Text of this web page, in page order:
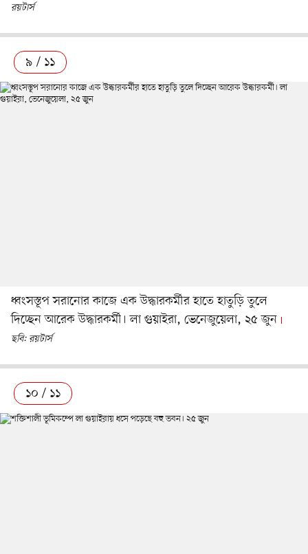
রয়টার্স
৯ / ১১
ধ্বংসস্তূপ সরানোর কাজে এক উদ্ধারকর্মীর হাতে হাতুড়ি তুলে
দিচ্ছেন আরেক উদ্ধারকর্মী। লা গুয়াইরা, ভেনেজুয়েলা, ২৫ জুন
ছবি: রয়টার্স
১০ / ১১